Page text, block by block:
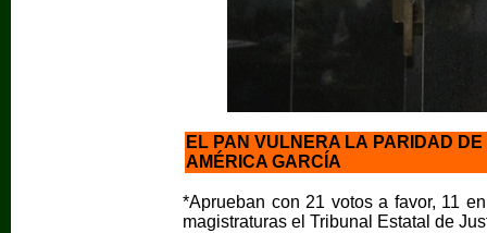
EL PAN VULNERA LA PARIDAD
AMÉRICA GARCÍA
*Aprueban con 21 votos a favor, 11
magistraturas el Tribunal Estatal de